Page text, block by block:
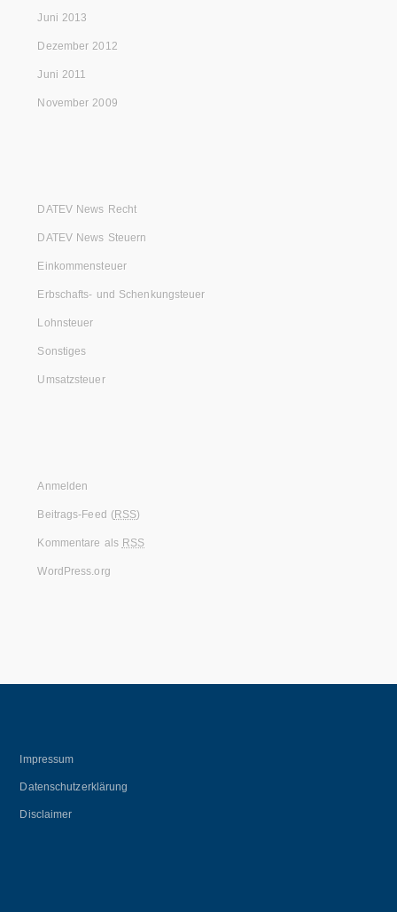
Juni 2013
Dezember 2012
Juni 2011
November 2009
DATEV News Recht
DATEV News Steuern
Einkommensteuer
Erbschafts- und Schenkungsteuer
Lohnsteuer
Sonstiges
Umsatzsteuer
Anmelden
Beitrags-Feed (RSS)
Kommentare als RSS
WordPress.org
Impressum
Datenschutzerklärung
Disclaimer